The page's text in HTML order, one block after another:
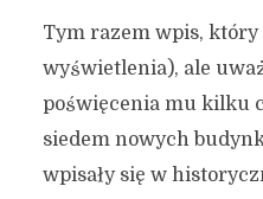
Tym razem wpis, który
wyświetlenia), ale
poświęcenia mu kilku
siedem nowych
wpisały się w